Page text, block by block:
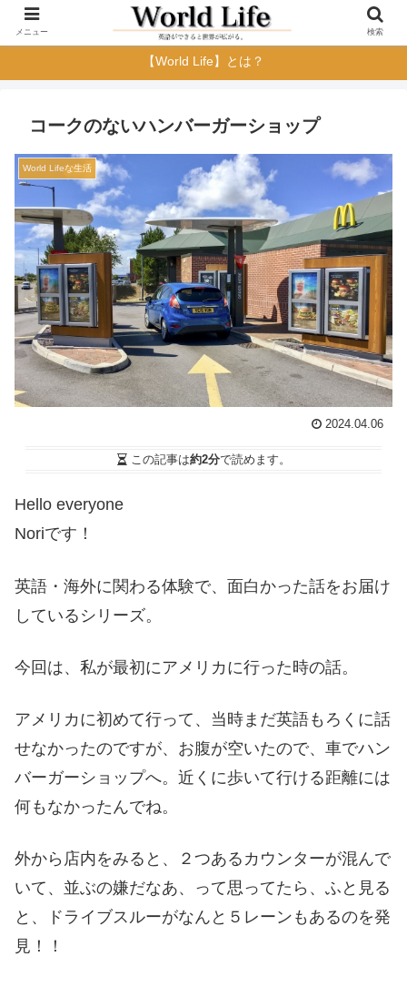
【World Life】とは？
コークのないハンバーガーショップ
World Lifeな生活
2024.04.06
この記事は約2分で読めます。
Hello everyone
Noriです！
英語・海外に関わる体験で、面白かった話をお届け
しているシリーズ。
今回は、私が最初にアメリカに行った時の話。
アメリカに初めて行って、当時まだ英語もろくに話
せなかったのですが、お腹が空いたので、車でハン
バーガーショップへ。近くに歩いて行ける距離には
何もなかったんでね。
外から店内をみると、２つあるカウンターが混んで
いて、並ぶの嫌だなあ、って思ってたら、ふと見る
と、ドライブスルーがなんと５レーンもあるのを発
見！！
メニュー 検索